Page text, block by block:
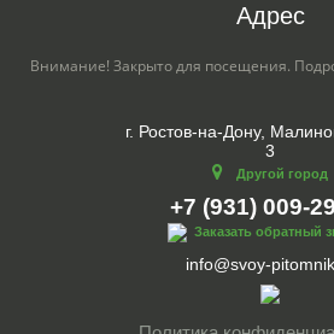
Адрес
Внимание! Закрыто для посещения.
г. Ростов-на-Дону,
3
Другой город
+7 (931) 009-
Заказать обратный
info@svoy-